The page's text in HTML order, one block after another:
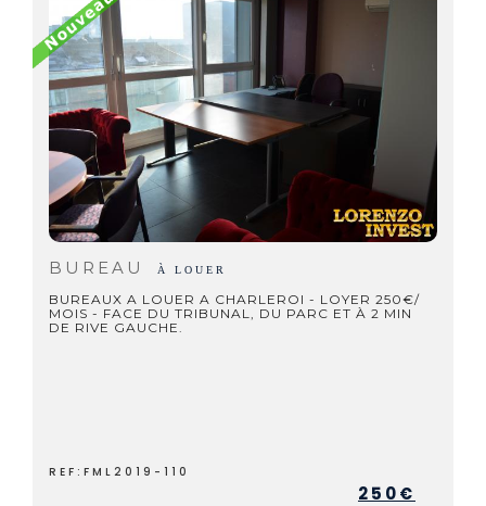
BUREAU À LOUER
BUREAUX A LOUER A CHARLEROI - LOYER 250€/
MOIS - FACE DU TRIBUNAL, DU PARC ET À 2 MIN
DE RIVE GAUCHE.
REF:FML2019-110
250€